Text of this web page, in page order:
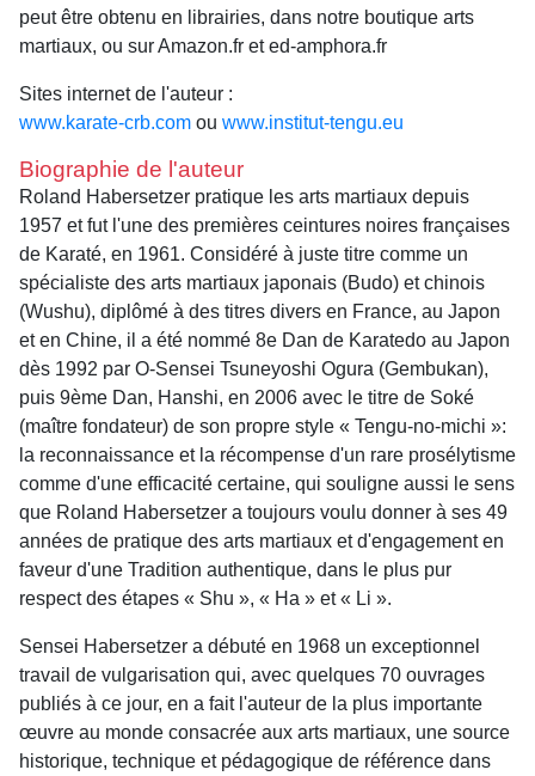
peut être obtenu en librairies, dans notre boutique arts
martiaux, ou sur Amazon.fr et ed-amphora.fr
Sites internet de l'auteur :
www.karate-crb.com ou www.institut-tengu.eu
Biographie de l'auteur
Roland Habersetzer pratique les arts martiaux depuis
1957 et fut l'une des premières ceintures noires françaises
de Karaté, en 1961. Considéré à juste titre comme un
spécialiste des arts martiaux japonais (Budo) et chinois
(Wushu), diplômé à des titres divers en France, au Japon
et en Chine, il a été nommé 8e Dan de Karatedo au Japon
dès 1992 par O-Sensei Tsuneyoshi Ogura (Gembukan),
puis 9ème Dan, Hanshi, en 2006 avec le titre de Soké
(maître fondateur) de son propre style « Tengu-no-michi »:
la reconnaissance et la récompense d'un rare prosélytisme
comme d'une efficacité certaine, qui souligne aussi le sens
que Roland Habersetzer a toujours voulu donner à ses 49
années de pratique des arts martiaux et d'engagement en
faveur d'une Tradition authentique, dans le plus pur
respect des étapes « Shu », « Ha » et « Li ».
Sensei Habersetzer a débuté en 1968 un exceptionnel
travail de vulgarisation qui, avec quelques 70 ouvrages
publiés à ce jour, en a fait l'auteur de la plus importante
œuvre au monde consacrée aux arts martiaux, une source
historique, technique et pédagogique de référence dans